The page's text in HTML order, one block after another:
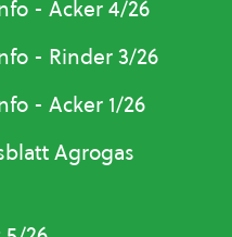
- Acker 4/26
- Rinder 3/26
- Acker 1/26
Agrogas